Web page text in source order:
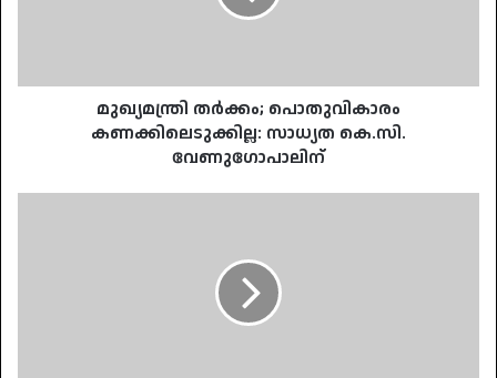
മുഖ്യമന്ത്രി തർക്കം; പൊതുവികാരം
കണക്കിലെടുക്കില്ല: സാധ്യത കെ.സി.
വേണുഗോപാലിന്